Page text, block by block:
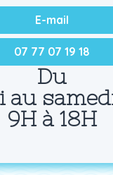
E-mail
07 77 07 19 18
Du
au
9H à 18H